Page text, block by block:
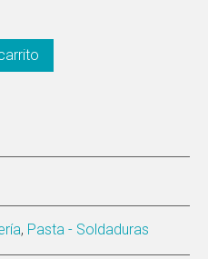
, Pasta - Soldaduras